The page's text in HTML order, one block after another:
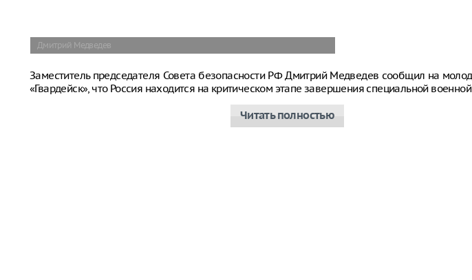
Дмитрий Медведев
Заместитель председателя Совета безопасности РФ Дмитрий Медведев сообщил на
«Гвардейск», что Россия находится на критическом этапе завершения специальной
Читать полностью